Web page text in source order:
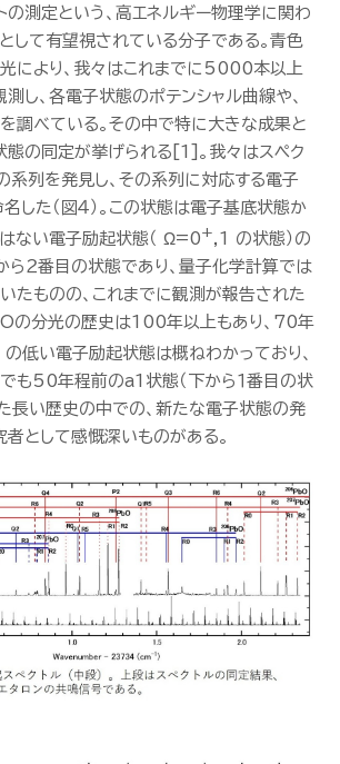
の測定という、高エネルギー物理学に関わ
して有望視されている分子である。青色
により、我々はこれまでに5000本以上
し、各電子状態のポテンシャル曲線や、
調べている。その中で特に大きな成果と
態の同定が挙げられる[1]。我々はスペク
系列を発見し、その系列に対応する電子
した（図４）。この状態は電子基底状態か
ない電子励起状態（ Ω=0+,1 の状態）の
ら２番目の状態であり、量子化学計算では
たものの、これまでに観測が報告された
の分光の歴史は100年以上もあり、70年
低い電子励起状態は概ねわかっており、
も50年程前のa1状態（下から１番目の状
た長い歴史の中での、新たな電子状態の発
者として感慨深いものがある。